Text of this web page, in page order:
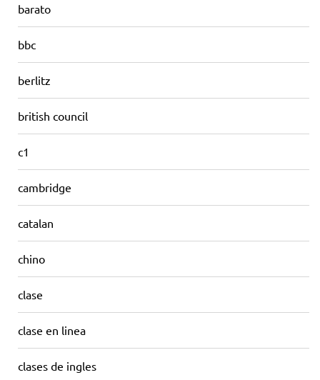
barato
bbc
berlitz
british council
c1
cambridge
catalan
chino
clase
clase en linea
clases de ingles